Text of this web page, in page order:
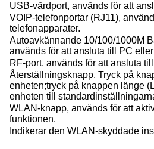
USB-värdport, används för att
VOIP-telefonportar (RJ11),
telefonapparater.
Autoavkännande 10/100/1000M
används för att ansluta till PC
RF-port, används för att ansluta
Återställningsknapp, Tryck på
enheten;tryck på knappen länge
enheten till
WLAN-knapp, används för att
funktionen.
Indikerar den WLAN-skyddade